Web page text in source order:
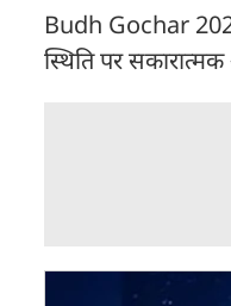
Budh Gochar
स्थिति पर